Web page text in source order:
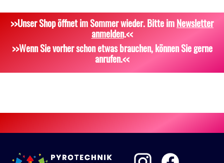
Dekoration, Knicklichter
Zubehör
Attrappen
>>Unser Shop öffnet im Sommer wieder. Bitte imNewsletter
anmelden.<<
>>Wenn Sie vorher schon etwas brauchen, können Sie gerne
anrufen.<<